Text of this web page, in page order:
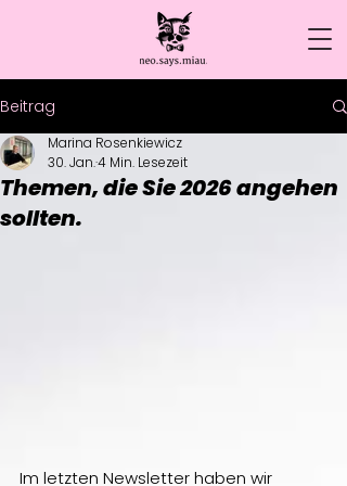
Beitrag
Themen, die Sie 2026 angehen
sollten.
Marina Rosenkiewicz
30. Jan.4 Min. Lesezeit
Im letzten Newsletter haben wir